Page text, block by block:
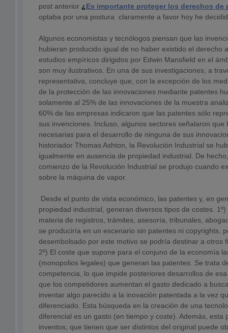
post anterior ¿ Es importante proteger los derechos
optaba por una postura claramente a favor hoy he
Algunos economistas y tecnólogos piensan que las
hubieran producido igual de no haber existido el derecho
estudios empíricos dirigidos por Edwin Mansfield en el
son muy ilustrativos. En una de sus investigaciones, a
representativa, concluye que, con la excepción de los
de la protección de las innovaciones mediante patentes
solamente al 25% de las innovaciones de la muestra
60% de las empresas indicaron que las patentes sólo
sus invenciones. Incluso, algunos sectores señalaron que
necesarias para el desarrollo de ninguna de sus
historiador Thomas Ashton, la Revolución Industrial se
igualmente en ausencia de propiedad industrial. De
comienzo de la Revolución Industrial se produjo cuando
sobre la máquina de vapor.
Desde el punto de vista económico, las patentes y, en
propiedad industrial, generan diversos tipos de costes.
materia de registros, trámites, asesoría, tribunales,
se produciría en un escenario sin patentes ni copyrights,
desembolsado por este motivo se podría destinar a otros
2º) El coste que supone para el conjuno de la economía
(monopolios legales) que generan las patentes. Se trata
competencia, lo que impide posteriores desarrollos de
que los competidores aumentan el gasto dedicado a
inventar algo parecido a la inovación patentada a la vez
diferenciado. Esta búsqueda en la creación de una
diferencial es un gasto (en tiempo y coste). Además, esta
inventos, que tienen que ser distintos del original puede